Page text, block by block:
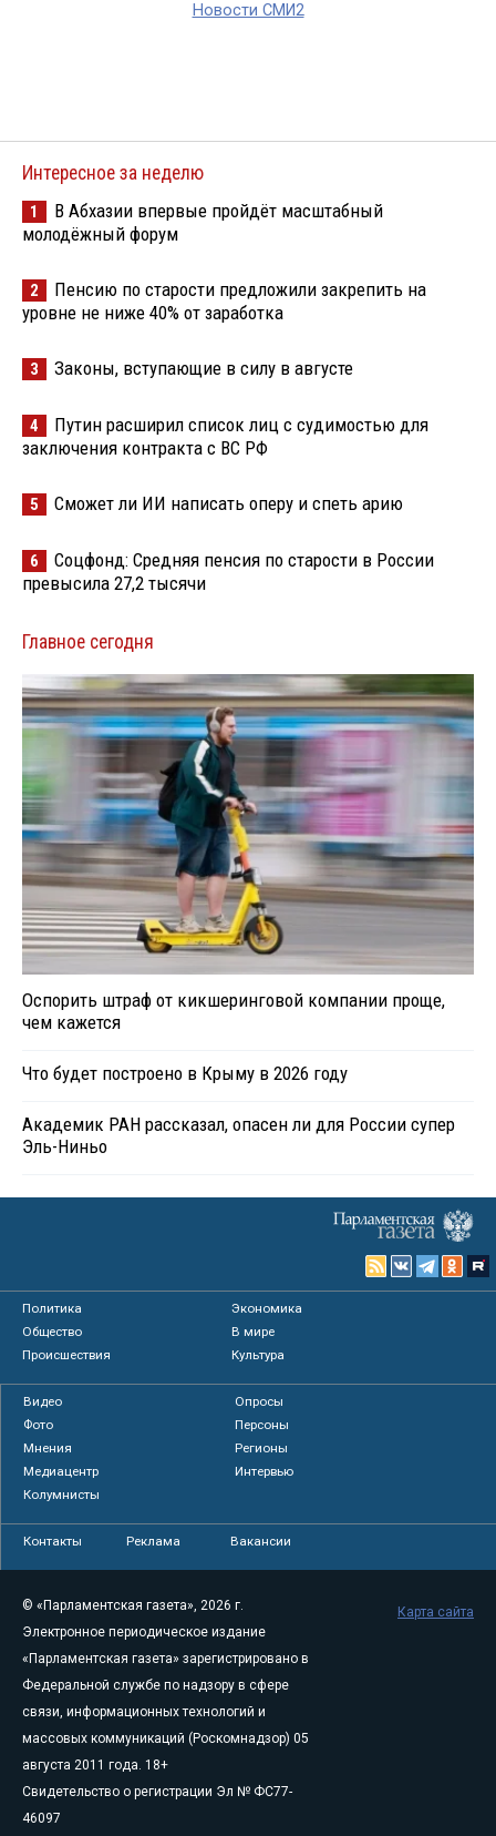
Новости СМИ2
Интересное за неделю
1
В Абхазии впервые пройдёт масштабный
молодёжный форум
2
Пенсию по старости предложили закрепить на
уровне не ниже 40% от заработка
3 Законы, вступающие в силу в августе
4
Путин расширил список лиц с судимостью для
заключения контракта с ВС РФ
5 Сможет ли ИИ написать оперу и спеть арию
6
Соцфонд: Средняя пенсия по старости в России
превысила 27,2 тысячи
Главное сегодня
Оспорить штраф от кикшеринговой компании проще,
чем кажется
Что будет построено в Крыму в 2026 году
Академик РАН рассказал, опасен ли для России супер
Эль-Ниньо
Политика
Экономика
Общество
В мире
Происшествия
Культура
Видео
Опросы
Фото
Персоны
Мнения
Регионы
Медиацентр
Интервью
Колумнисты
Контакты Реклама Вакансии
© «Парламентская газета», 2026 г.
Электронное периодическое издание
«Парламентская газета» зарегистрировано в
Федеральной службе по надзору в сфере
связи, информационных технологий и
массовых коммуникаций (Роскомнадзор) 05
августа 2011 года. 18+
Свидетельство о регистрации Эл № ФС77-
46097
Карта сайта